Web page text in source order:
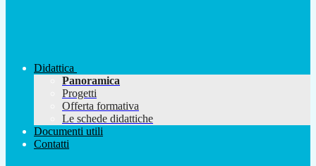
Didattica
Panoramica
Progetti
Offerta formativa
Le schede didattiche
Documenti utili
Contatti